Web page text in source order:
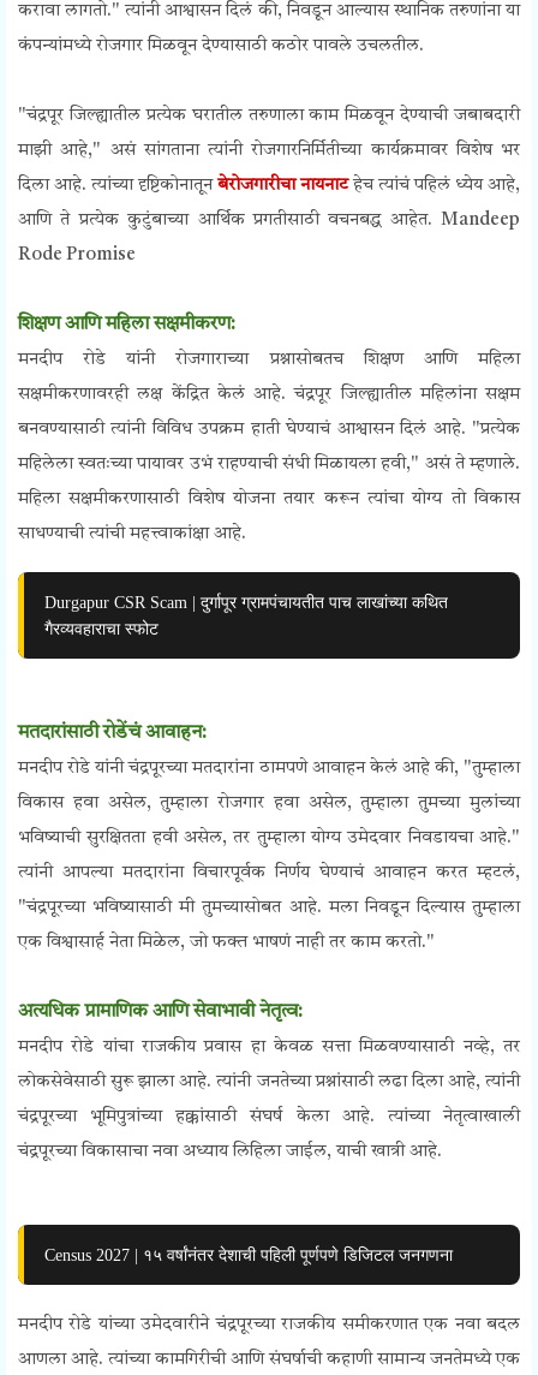
करावा लागतो." त्यांनी आश्वासन दिलं की, निवडून आल्यास स्थानिक तरुणांना या
कंपन्यांमध्ये रोजगार मिळवून देण्यासाठी कठोर पावले उचलतील.
"चंद्रपूर जिल्ह्यातील प्रत्येक घरातील तरुणाला काम मिळवून देण्याची जबाबदारी
माझी आहे," असं सांगताना त्यांनी रोजगारनिर्मितीच्या कार्यक्रमावर विशेष भर
दिला आहे. त्यांच्या दृष्टिकोनातून बेरोजगारीचा नायनाटहेच त्यांचं पहिलं ध्येय आहे,
आणि ते प्रत्येक कुटुंबाच्या आर्थिक प्रगतीसाठी वचनबद्ध आहेत. Mandeep
Rode Promise
शिक्षण आणि महिला सक्षमीकरण:
मनदीप रोडे यांनी रोजगाराच्या प्रश्नासोबतच शिक्षण आणि महिला
सक्षमीकरणावरही लक्ष केंद्रित केलं आहे. चंद्रपूर जिल्ह्यातील महिलांना सक्षम
बनवण्यासाठी त्यांनी विविध उपक्रम हाती घेण्याचं आश्वासन दिलं आहे. "प्रत्येक
महिलेला स्वतःच्या पायावर उभं राहण्याची संधी मिळायला हवी," असं ते म्हणाले.
महिला सक्षमीकरणासाठी विशेष योजना तयार करून त्यांचा योग्य तो विकास
साधण्याची त्यांची महत्त्वाकांक्षा आहे.
Durgapur CSR Scam | दुर्गापूर ग्रामपंचायतीत पाच लाखांच्या कथित
गैरव्यवहाराचा स्फोट
मतदारांसाठी रोडेंचं आवाहन:
मनदीप रोडे यांनी चंद्रपूरच्या मतदारांना ठामपणे आवाहन केलं आहे की, "तुम्हाला
विकास हवा असेल, तुम्हाला रोजगार हवा असेल, तुम्हाला तुमच्या मुलांच्या
भविष्याची सुरक्षितता हवी असेल, तर तुम्हाला योग्य उमेदवार निवडायचा आहे."
त्यांनी आपल्या मतदारांना विचारपूर्वक निर्णय घेण्याचं आवाहन करत म्हटलं,
"चंद्रपूरच्या भविष्यासाठी मी तुमच्यासोबत आहे. मला निवडून दिल्यास तुम्हाला
एक विश्वासार्ह नेता मिळेल, जो फक्त भाषणं नाही तर काम करतो."
अत्यधिक प्रामाणिक आणि सेवाभावी नेतृत्व:
मनदीप रोडे यांचा राजकीय प्रवास हा केवळ सत्ता मिळवण्यासाठी नव्हे, तर
लोकसेवेसाठी सुरू झाला आहे. त्यांनी जनतेच्या प्रश्नांसाठी लढा दिला आहे, त्यांनी
चंद्रपूरच्या भूमिपुत्रांच्या हक्कांसाठी संघर्ष केला आहे. त्यांच्या नेतृत्वाखाली
चंद्रपूरच्या विकासाचा नवा अध्याय लिहिला जाईल, याची खात्री आहे.
Census 2027 | १५ वर्षांनंतर देशाची पहिली पूर्णपणे डिजिटल जनगणना
मनदीप रोडे यांच्या उमेदवारीने चंद्रपूरच्या राजकीय समीकरणात एक नवा बदल
आणला आहे. त्यांच्या कामगिरीची आणि संघर्षाची कहाणी सामान्य जनतेमध्ये एक